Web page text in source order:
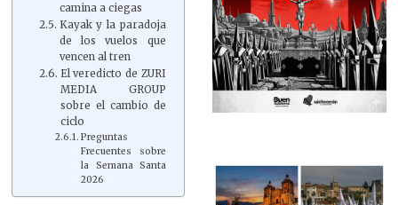
camina a ciegas
Kayak y la paradoja
de los vuelos que
vencen al tren
El veredicto de ZURI
MEDIA GROUP
sobre el cambio de
ciclo
Preguntas
Frecuentes sobre
la Semana Santa
2026